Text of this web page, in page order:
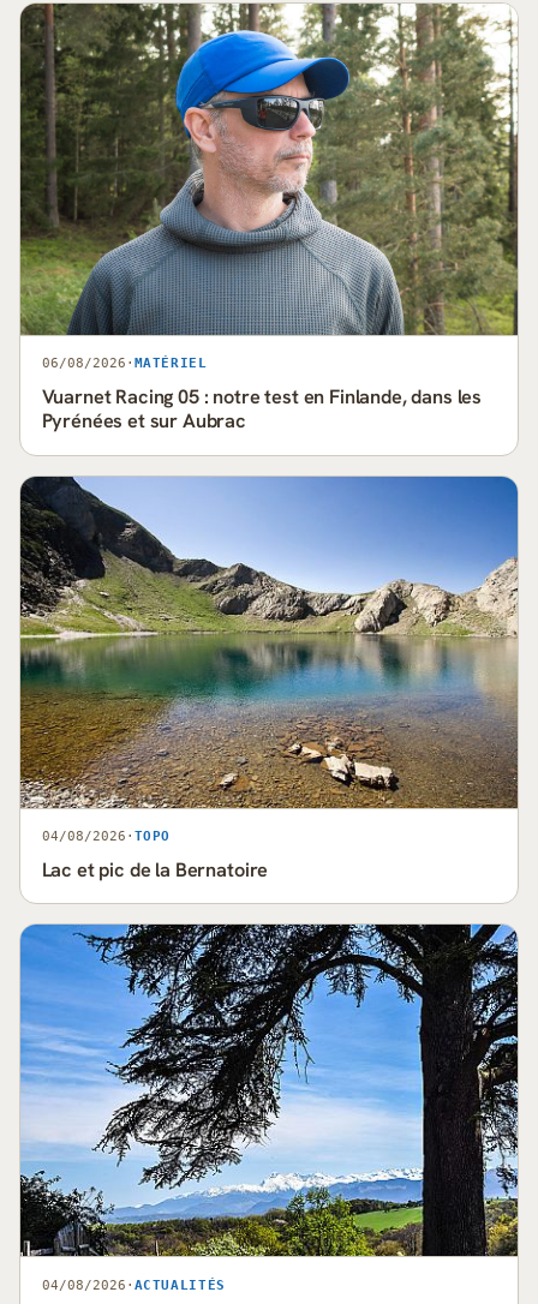
06/08/2026 · MATÉRIEL
Vuarnet Racing 05 : notre test en Finlande, dans les
Pyrénées et sur Aubrac
04/08/2026 · TOPO
Lac et pic de la Bernatoire
04/08/2026 · ACTUALITÉS